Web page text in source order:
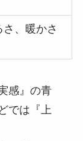
、暖かさ
感』の青
では『上